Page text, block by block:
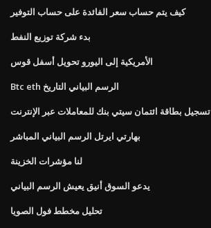
كيف يتم حساب سعر الفائدة على حساب التوفير
بدء شركة توزيع النفط
الأمريكية إلى اليورو تحويل أسفل قوس
Btc eth الرسم البياني التاريخ
تسجيل بطاقة ائتمان سيتي بنك للمعاملات عبر الإنترنت
بهارتي ايرتل الرسم البياني المباشر
لنا مؤشرات الخزينة
يدعو السوق أنيق يعيش الرسم البياني
تحليل مخطط فول الصويا